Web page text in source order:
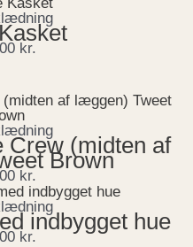
kr.
Crew (midten af
Brown
kr.
indbygget hue
kr.